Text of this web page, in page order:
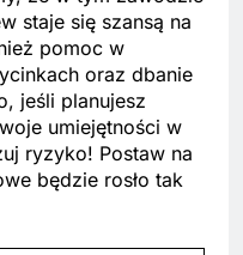
staje się szansą na
pomoc w
oraz dbanie
jeśli planujesz
umiejętności w
ryzyko! Postaw na
będzie rosło tak